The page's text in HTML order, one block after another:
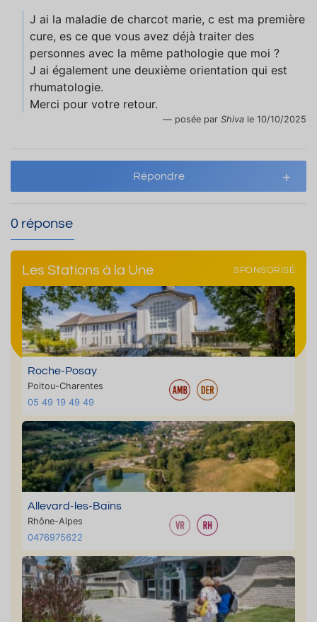
J ai la maladie de charcot marie, c est ma première
cure, es ce que vous avez déjà traiter des
personnes avec la même pathologie que moi ?
J ai également une deuxième orientation qui est
rhumatologie.
Merci pour votre retour.
posée par Shiva le 10/10/2025
Répondre
0 réponse
Les Stations à la Une SPONSORISÉ
Roche-Posay
Poitou-Charentes
05 49 19 49 49
Allevard-les-Bains
Rhône-Alpes
0476975622